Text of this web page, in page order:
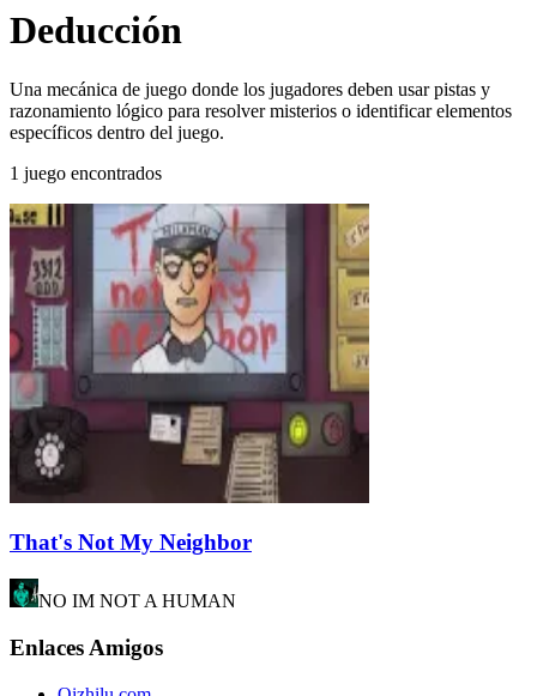
Deducción
Una mecánica de juego donde los jugadores deben usar pistas y
razonamiento lógico para resolver misterios o identificar elementos
específicos dentro del juego.
1 juego encontrados
That's Not My Neighbor
NO IM NOT A HUMAN
Enlaces Amigos